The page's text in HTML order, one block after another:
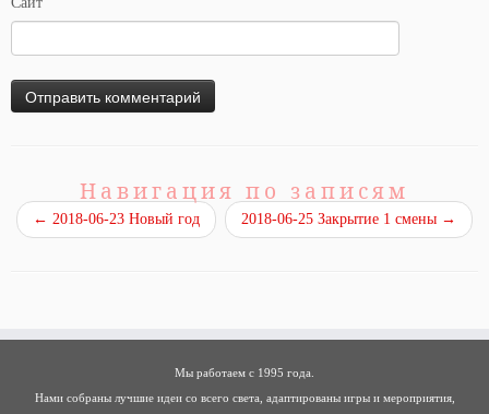
Навигация по записям
← 2018-06-23 Новый год 2018-06-25 Закрытие 1 смены →
Мы работаем с 1995 года.
Нами собраны лучшие идеи со всего света, адаптированы игры и мероприятия,